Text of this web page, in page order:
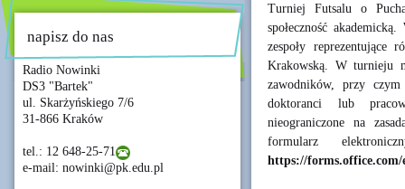
napisz do nas
Radio Nowinki
DS3 "Bartek"
ul. Skarżyńskiego 7/6
31-866 Kraków
tel.: 12 648-25-71
e-mail: nowinki@pk.edu.pl
Turniej Futsalu o
społeczność
zespoły reprezentujące
Krakowską. W turnieju
zawodników, przy czym
doktoranci lub
nieograniczone na
formularz
https://forms.office.com/